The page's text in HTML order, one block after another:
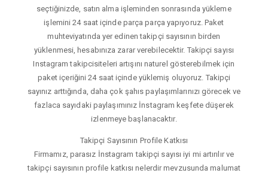
seçtiğinizde, satın alma işleminden sonrasında yükleme
işlemini 24 saat içinde parça parça yapıyoruz. Paket
muhteviyatında yer edinen takipçi sayısının birden
yüklenmesi, hesabınıza zarar verebilecektir. Takipçi sayısı
Instagram takipcisiteleri artışını naturel gösterebilmek için
paket içeriğini 24 saat içinde yüklemiş oluyoruz. Takipçi
sayınız arttığında, daha çok şahıs paylaşımlarınızı görecek ve
fazlaca sayıdaki paylaşımınız İnstagram keşfete düşerek
izlenmeye başlanacaktır.
Takipçi Sayısının Profile Katkısı
Firmamız, parasız İnstagram takipçi sayısı iyi mi artırılır ve
takipçi sayısının profile katkısı nelerdir mevzusunda malumat